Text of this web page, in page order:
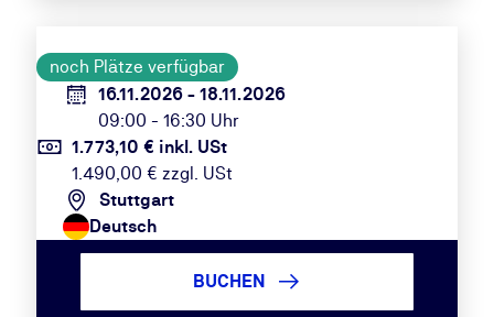
noch Plätze verfügbar
16.11.2026 - 18.11.2026
09:00 - 16:30 Uhr
1.773,10 € inkl. USt
1.490,00 € zzgl. USt
Stuttgart
Deutsch
BUCHEN